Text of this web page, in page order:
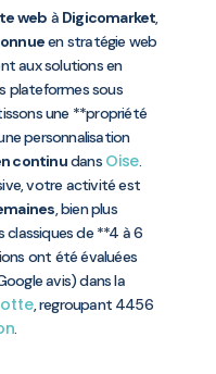
web à Digicomarket,
en stratégie web
aux solutions en
plateformes sous
une **propriété
personnalisation
continudans Oise.
votre activité est
, bien plus
de **4 à 6
ont été évaluées
avis) dans la
, regroupant 4456
.